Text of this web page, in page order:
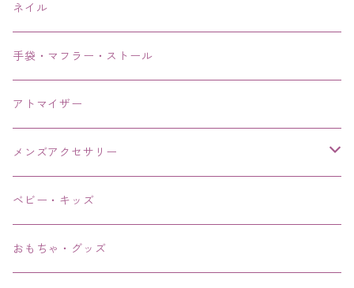
ネイル
手袋・マフラー・ストール
アトマイザー
メンズアクセサリー
リング、指輪
ブレスレット、バングル、ブレス、腕輪
ベビー・キッズ
おもちゃ・グッズ